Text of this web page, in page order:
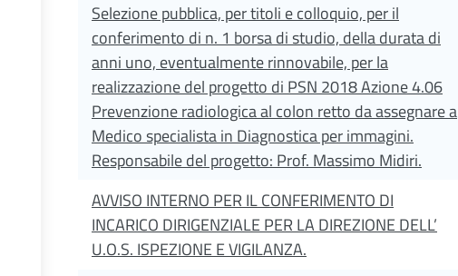
Selezione pubblica, per titoli e colloquio, per il
conferimento di n. 1 borsa di studio, della durata di
anni uno, eventualmente rinnovabile, per la
realizzazione del progetto di PSN 2018 Azione 4.06
Prevenzione radiologica al colon retto da assegnare a
Medico specialista in Diagnostica per immagini.
Responsabile del progetto: Prof. Massimo Midiri.
AVVISO INTERNO PER IL CONFERIMENTO DI
INCARICO DIRIGENZIALE PER LA DIREZIONE DELL’
U.O.S. ISPEZIONE E VIGILANZA.